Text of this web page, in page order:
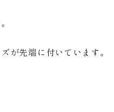
が先端に付いています。